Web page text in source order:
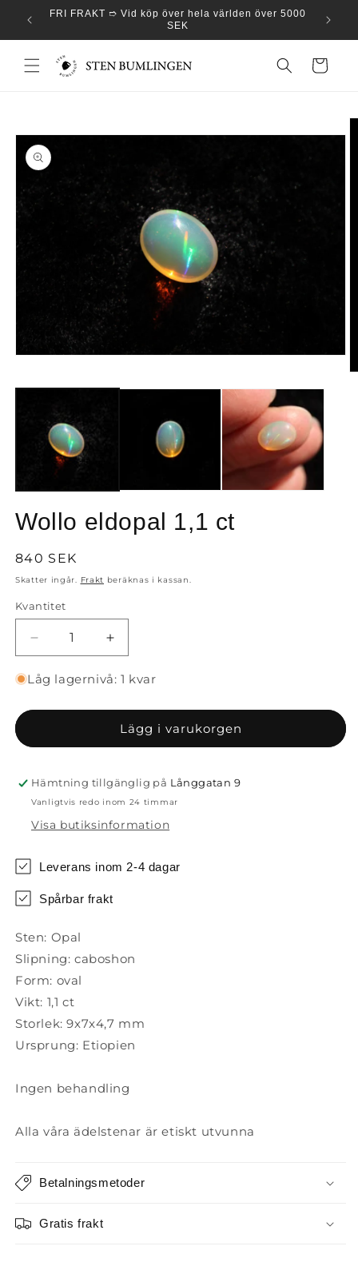
vidare
till
innehåll
✦ Vid
FRI FRAKT ➱ Vid köp över hela världen över 5000
SEK
Varukorg
Wollo eldopal 1,1 ct
Ordinarie
pris
840 SEK
Skatter ingår. Frakt beräknas i kassan.
Kvantitet
Minska
kvantitet
för
eldopal
ct
Öka
kvantitet
för
eldopal
1,1
ct
Låg lagernivå: 1 kvar
Lägg i varukorgen
Hämtning tillgänglig på Långgatan 9
Vanligtvis redo inom 24 timmar
Visa butiksinformation
Leverans inom 2-4 dagar
Spårbar frakt
Sten: Opal
Slipning: caboshon
Form: oval
Vikt: 1,1 ct
Storlek: 9x7x4,7 mm
Ursprung: Etiopien
Ingen behandling
Alla våra ädelstenar är etiskt utvunna
Betalningsmetoder
Gratis frakt